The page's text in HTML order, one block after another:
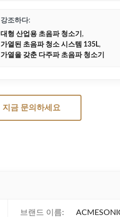
강조하다:
대형 산업용 초음파 청소기 ,
가열된 초음파 청소 시스템 135L,
가열을 갖춘 다주파 초음파 청소기
지금 문의하세요
브랜드 이름: